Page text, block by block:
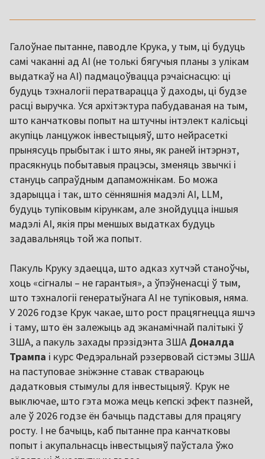
Галоўнае пытанне, паводле Крука, у тым, ці будуць
самі чаканні ад AI (не толькі бягучыя планы з улікам
выдаткаў на AI) падмацоўвацца рэчаіснасцю: ці
будуць тэхналогіі ператварацца ў даходы, ці будзе
расці выручка. Уся архітэктура пабудаваная на тым,
што канчатковы попыт на штучны інтэлект калісьці
акупіць ланцужок інвестыцыяў, што нейрасеткі
прынясуць прыбытак і што яны, як раней інтэрнэт,
прасякнуць побытавыя працэсы, зменяць звычкі і
стануць сапраўдным дапаможнікам. Бо можа
здарыцца і так, што сённяшнія мадэлі AI, LLM,
будуць тупіковым кірункам, але знойдуцца іншыя
мадэлі AI, якія пры меншых выдатках будуць
задавальняць той жа попыт.
Пакуль Круку здаецца, што адказ хутчэй станоўчы,
хоць «сігналы – не гарантыя», а ўпэўненасці ў тым,
што тэхналогіі генератыўнага AI не тупіковыя, няма.
У 2026 годзе Крук чакае, што рост працягнецца яшчэ
і таму, што ён залежыць ад эканамічнай палітыкі ў
ЗША, а пакуль захады прэзідэнта ЗША Доналда
Трампа і курс Федэральнай рэзервовай сістэмы ЗША
на паступовае зніжэнне ставак ствараюць
дадатковыя стымулы для інвестыцыяў. Крук не
выключае, што гэта можа мець кепскі эфект пазней,
але ў 2026 годзе ён бачыць падставы для працягу
росту. І не бачыць, каб пытанне пра канчатковы
попыт і акупальнасць інвестыцыяў паўстала ўжо